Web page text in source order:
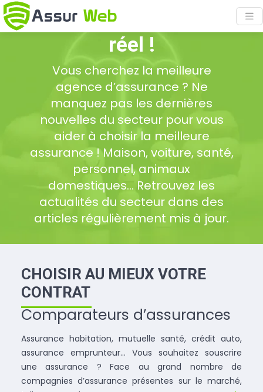
L’assurance en temps
réel !
Vous cherchez la meilleure
agence d’assurance ? Ne
manquez pas les dernières
nouvelles du secteur pour vous
aider à choisir la meilleure
assurance ! Maison, voiture, santé,
personnel, animaux
domestiques… Retrouvez les
actualités du secteur dans des
articles régulièrement mis à jour.
CHOISIR AU MIEUX VOTRE
CONTRAT
Comparateurs d’assurances
Assurance habitation, mutuelle santé, crédit auto,
assurance emprunteur… Vous souhaitez souscrire
une assurance ? Face au grand nombre de
compagnies d’assurance présentes sur le marché,